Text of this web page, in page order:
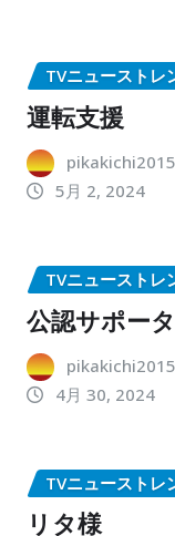
TVニューストレ
運転支援
5月 2, 2024
TVニューストレ
公認サポー
4月 30, 2024
TVニューストレ
リタ様